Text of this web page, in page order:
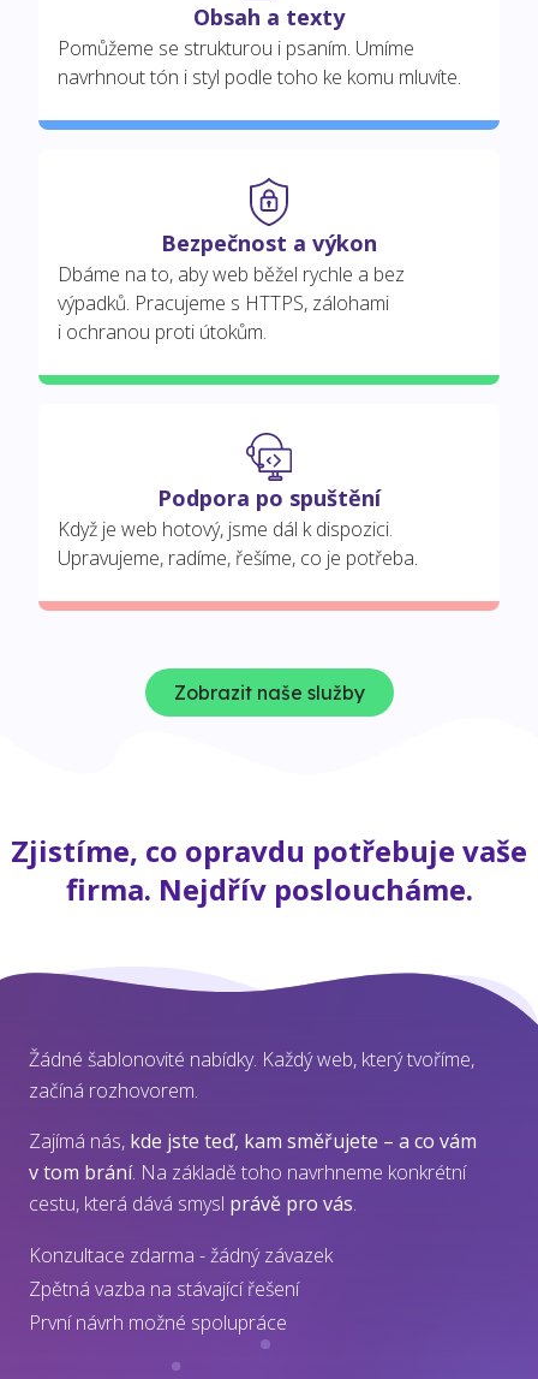
Obsah a texty
Pomůžeme se strukturou i psaním. Umíme
navrhnout tón i styl podle toho ke komu mluvíte.
Bezpečnost a výkon
Dbáme na to, aby web běžel rychle a bez
výpadků. Pracujeme s HTTPS, zálohami
i ochranou proti útokům.
Podpora po spuštění
Když je web hotový, jsme dál k dispozici.
Upravujeme, radíme, řešíme, co je potřeba.
Zobrazit naše služby
Zjistíme, co opravdu potřebuje vaše
firma. Nejdřív posloucháme.
Žádné šablonovité nabídky. Každý web, který tvoříme,
začíná rozhovorem.
Zajímá nás, kde jste teď, kam směřujete – a co vám
v tom brání. Na základě toho navrhneme konkrétní
cestu, která dává smysl právě pro vás.
Konzultace zdarma - žádný závazek
Zpětná vazba na stávající řešení
První návrh možné spolupráce